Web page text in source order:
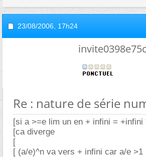
23/08/2006, 17h24
invite0398e75c
Re : nature de série
[si a >=e lim un en + infini =
[ca diverge
[
[ (a/e)^n va vers + infini car a/e >1